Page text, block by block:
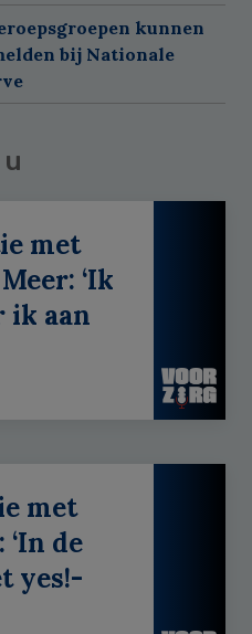
kunnen
bij Nationale
met
‘Ik
ik aan
met
de
yes!-